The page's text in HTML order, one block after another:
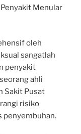
Menular
oleh
sangatlah
penyakit
ahli
Sakit Pusat
risiko
penyembuhan.